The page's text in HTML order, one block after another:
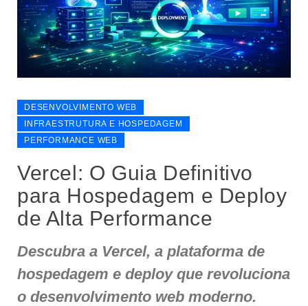
DESENVOLVIMENTO WEB
INFRAESTRUTURA E HOSPEDAGEM
PERFORMANCE WEB
Vercel: O Guia Definitivo
para Hospedagem e Deploy
de Alta Performance
Descubra a Vercel, a plataforma de
hospedagem e deploy que revoluciona
o desenvolvimento web moderno.